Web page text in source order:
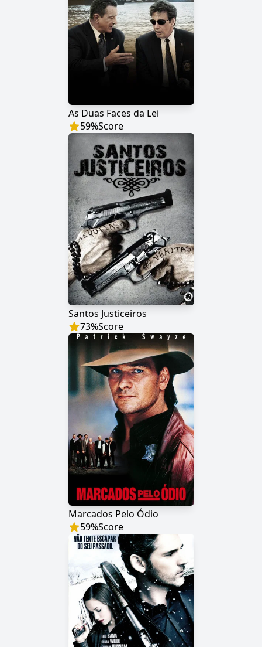
As Duas Faces da Lei
59%Score
Santos Justiceiros
73%Score
Marcados Pelo Ódio
59%Score